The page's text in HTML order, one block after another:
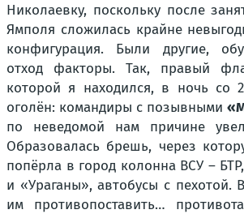
Николаевку, поскольку после
Ямполя сложилась крайне
конфигурация. Были другие,
отход факторы. Так, правый
которой я находился, в ночь
оголён: командиры с позывными
по неведомой нам причине
Образовалась брешь, через
попёрла в город колонна ВСУ –
и «Ураганы», автобусы с пехотой.
им противопоставить…